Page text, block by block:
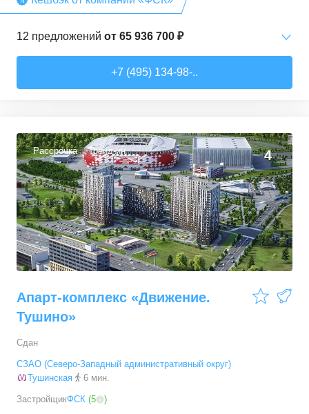
12 предложений от 65 936 700 ₽
96,4–128,6м² 7 предложений
4-комн. кв. от137 785 400 ₽
135,8–135,8м² 1 предложение
+7 (495) 134-98-..
Рассрочка Трейд-ин 4
Апарт-комплекс «Движение.
Тушино»
Сдан
СЗАО (Северо-Западный административный округ)
Тушинская
6 мин.
ЗастройщикФСК (5 )